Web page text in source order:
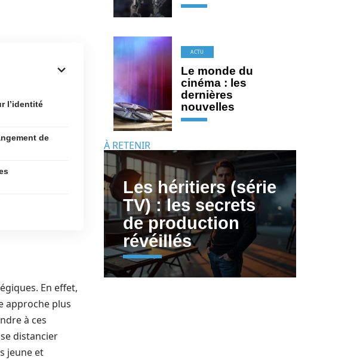
l’identité
de
En effet,
approche plus
à ces
distancier
jeune et
ACTU
Le monde du
cinéma : les
dernières
nouvelles
À RETENIR
Les héritiers (série
TV) : les secrets
de production
révéillés